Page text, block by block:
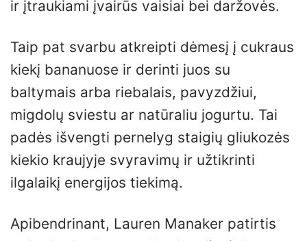
ir įtraukiami įvairūs vaisiai bei daržovės.
Taip pat svarbu atkreipti dėmesį į cukraus
kiekį bananuose ir derinti juos su
baltymais arba riebalais, pavyzdžiui,
migdolų sviestu ar natūraliu jogurtu. Tai
padės išvengti pernelyg staigių gliukozės
kiekio kraujyje svyravimų ir užtikrinti
ilgalaikį energijos tiekimą.
Apibendrinant, Lauren Manaker patirtis